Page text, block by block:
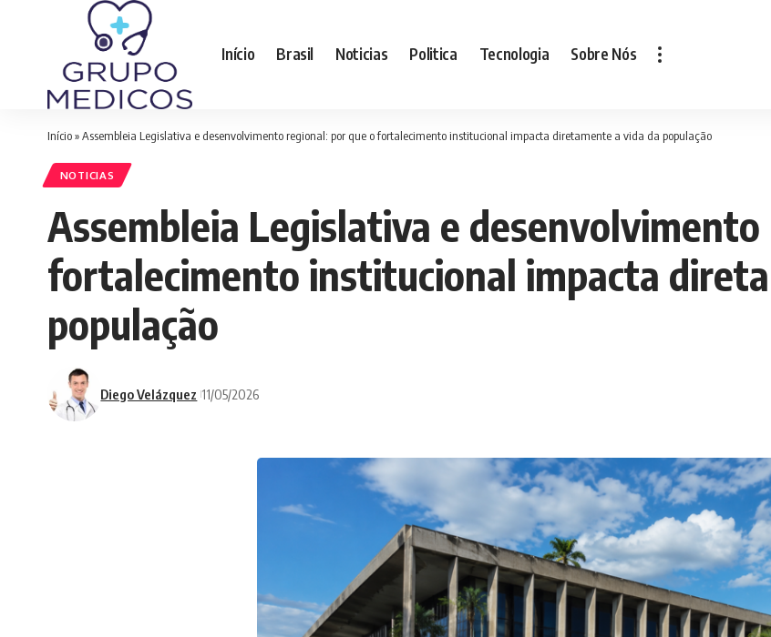
Início Brasil Noticias Politica Tecnologia Sobre Nós
Início»Assembleia Legislativa e desenvolvimento regional: por que o fortalecimento institucional impacta diretamente a vida da população
NOTICIAS
Assembleia Legislativa e
fortalecimento institucional impacta
população
Diego Velázquez 11/05/2026